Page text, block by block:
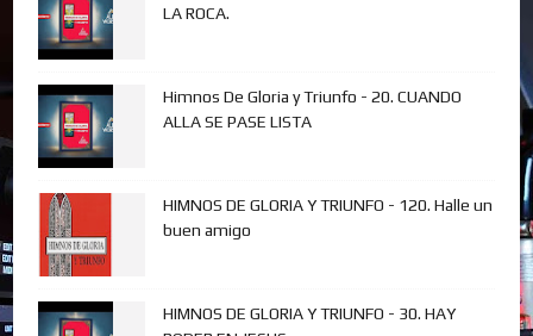
LA ROCA.
Himnos De Gloria y Triunfo - 20. CUANDO
ALLA SE PASE LISTA
HIMNOS DE GLORIA Y TRIUNFO - 120. Halle un
buen amigo
HIMNOS DE GLORIA Y TRIUNFO - 30. HAY